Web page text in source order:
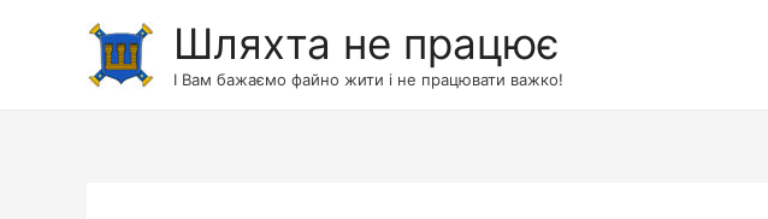
Шляхта не працює
І Вам бажаємо файно жити і не працювати важко!